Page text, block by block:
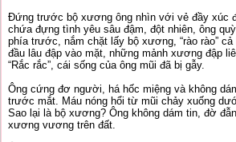
Đứng trước bộ xương ông nhìn với vẻ đầy xúc
chứa đựng tình yêu sâu đậm, đột nhiên, ông
phía trước, nắm chặt lấy bộ xương, “rào rào”
đầu lâu đập vào mặt, những mảnh xương đập
“Rắc rắc”, cái sống của ông mũi đã bị gẫy.
Ông cứng đơ người, há hốc miệng và không
trước mắt. Máu nóng hổi từ mũi chảy xuống
Sao lại là bộ xương? Ông không dám tin, đờ
xương vương trên đất.